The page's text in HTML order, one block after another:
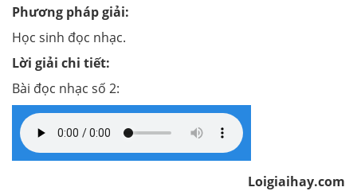
Phương pháp giải:
Học sinh đọc nhạc.
Lời giải chi tiết:
Bài đọc nhạc số 2:
Loigiaihay.com